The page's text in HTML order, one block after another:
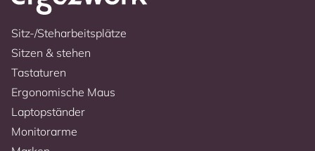
Sitz-/Steharbeitsplätze
Sitzen & stehen
Tastaturen
Ergonomische Maus
Laptopständer
Monitorarme